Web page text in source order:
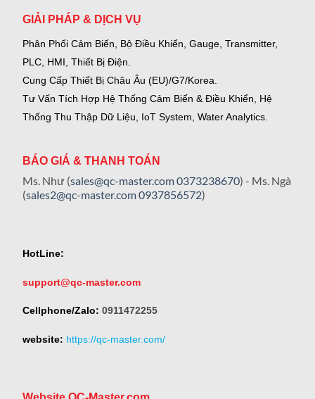
GIẢI PHÁP & DỊCH VỤ
Phân Phối Cảm Biến, Bộ Điều Khiển, Gauge, Transmitter,
PLC, HMI, Thiết Bị Điện.
Cung Cấp Thiết Bị Châu Âu (EU)/G7/Korea.
Tư Vấn Tích Hợp Hệ Thống Cảm Biến & Điều Khiển, Hệ
Thống Thu Thập Dữ Liệu, IoT System, Water Analytics.
BÁO GIÁ & THANH TOÁN
Ms. Như (sales@qc-master.com0373238670) - Ms. Ngà
(sales2@qc-master.com0937856572)
HotLine:
support@qc-master.com
Cellphone/Zalo: 0911472255
website: https://qc-master.com/